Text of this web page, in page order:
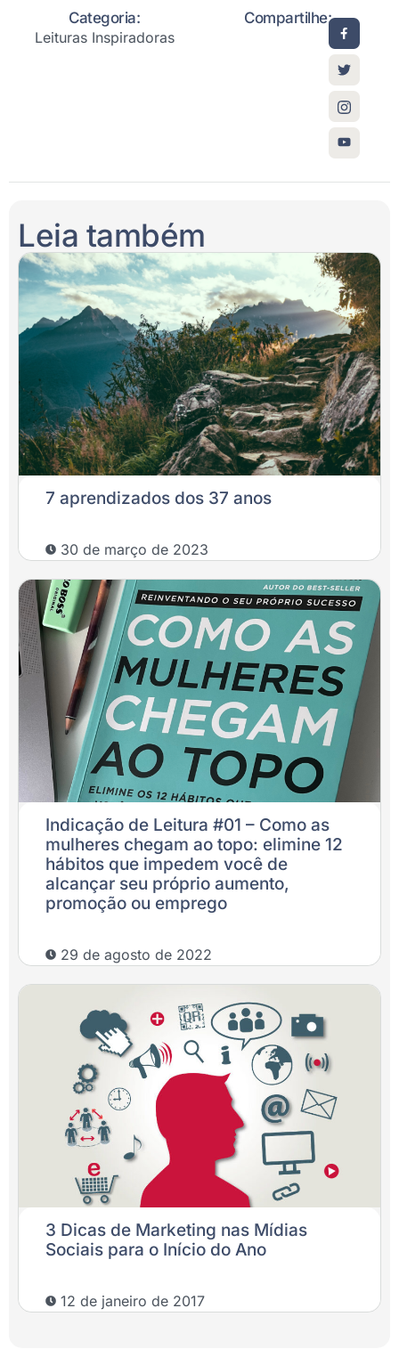
Categoria:
Leituras Inspiradoras
Compartilhe:
Leia também
7 aprendizados dos 37 anos
30 de março de 2023
Indicação de Leitura #01 – Como as
mulheres chegam ao topo: elimine 12
hábitos que impedem você de
alcançar seu próprio aumento,
promoção ou emprego
29 de agosto de 2022
3 Dicas de Marketing nas Mídias
Sociais para o Início do Ano
12 de janeiro de 2017